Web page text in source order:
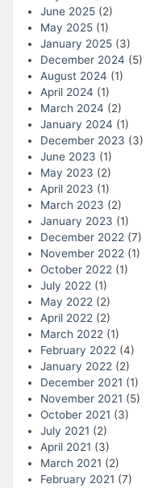
June 2025(2)
May 2025(1)
January 2025(3)
December 2024 (5)
August 2024 (1)
April 2024 (1)
March 2024 (2)
January 2024 (1)
December 2023 (3)
June 2023 (1)
May 2023 (2)
April 2023 (1)
March 2023 (2)
January 2023 (1)
December 2022 (7)
November 2022 (1)
October 2022 (1)
July 2022 (1)
May 2022 (2)
April 2022 (2)
March 2022 (1)
February 2022 (4)
January 2022 (2)
December 2021 (1)
November 2021 (5)
October 2021 (3)
July 2021 (2)
April 2021 (3)
March 2021 (2)
February 2021 (7)